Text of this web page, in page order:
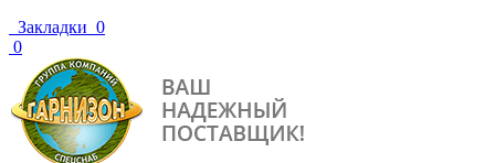
Закладки 0
0